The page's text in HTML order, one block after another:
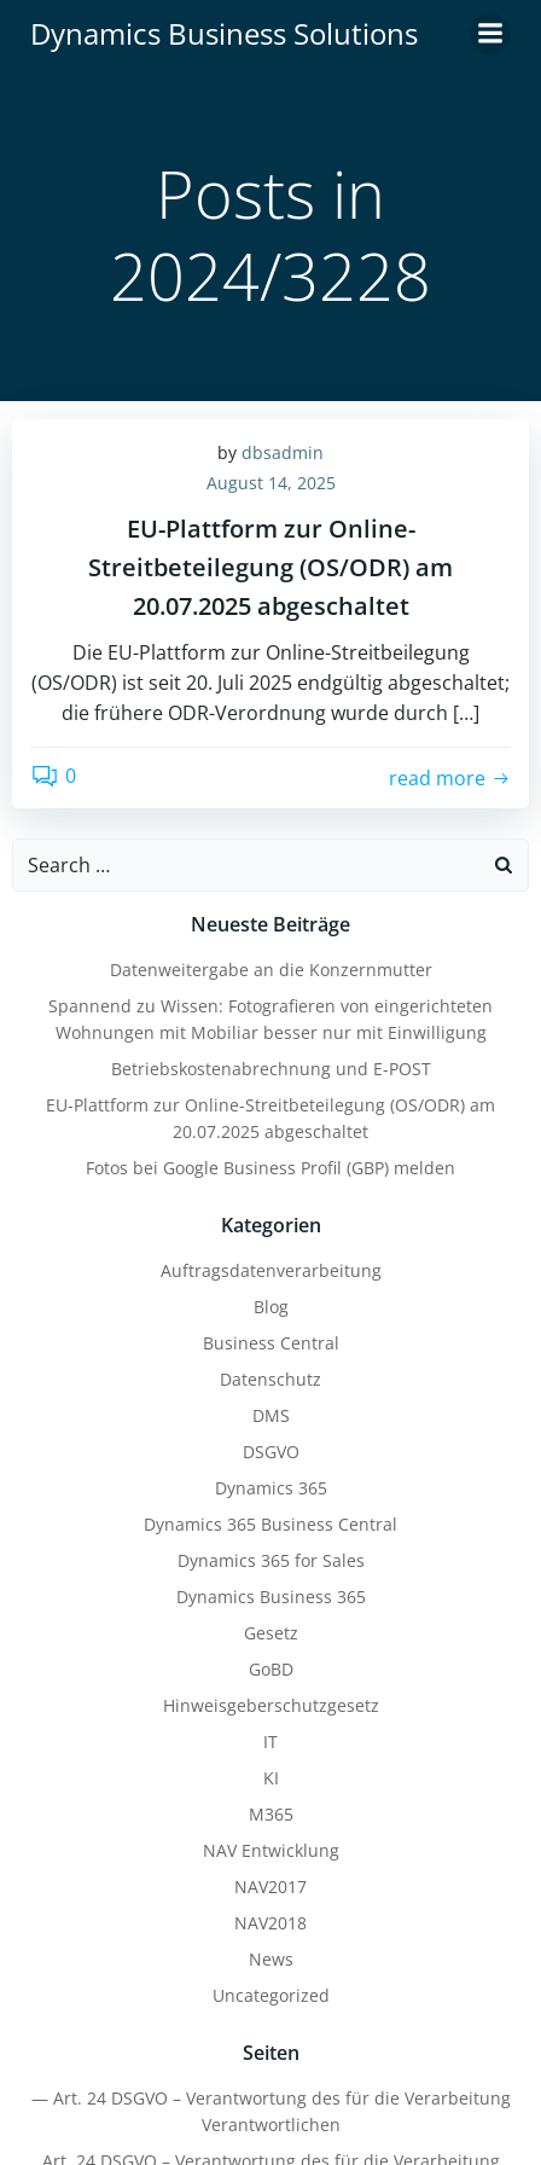
Inhalt
Dynamics Business Solutions
Posts in
2024/3228
by dbsadmin
August 14, 2025
EU-Plattform zur Online-
Streitbeteilegung (OS/ODR) am
20.07.2025 abgeschaltet
Die EU-Plattform zur Online-Streitbeilegung
(OS/ODR) ist seit 20. Juli 2025 endgültig abgeschaltet;
die frühere ODR-Verordnung wurde durch […]
0 read more
Search
Neueste Beiträge
Datenweitergabe an die Konzernmutter
Spannend zu Wissen: Fotografieren von eingerichteten
Wohnungen mit Mobiliar besser nur mit Einwilligung
Betriebskostenabrechnung und E-POST
EU-Plattform zur Online-Streitbeteilegung (OS/ODR) am
20.07.2025 abgeschaltet
Fotos bei Google Business Profil (GBP) melden
Kategorien
Auftragsdatenverarbeitung
Blog
Business Central
Datenschutz
DMS
DSGVO
Dynamics 365
Dynamics 365 Business Central
Dynamics 365 for Sales
Dynamics Business 365
Gesetz
GoBD
Hinweisgeberschutzgesetz
IT
KI
M365
NAV Entwicklung
NAV2017
NAV2018
News
Uncategorized
Seiten
— Art. 24 DSGVO – Verantwortung des für die Verarbeitung
Verantwortlichen